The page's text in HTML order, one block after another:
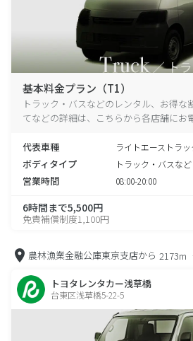
基本料金プラン（T1）
トラック・バスなどのレンタル、お得な
てなどの詳細は、こちらから各店舗にお
代表車種 ライトエーストラ
ボディタイプ トラック・バスなど
営業時間 08:00-20:00
6時間まで5,500円
免責補償制度1,100円
農林漁業金融公庫東京支店から 2173m
トヨタレンタカー浅草橋
台東区浅草橋5-22-5